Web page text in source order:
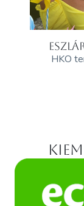
HKO